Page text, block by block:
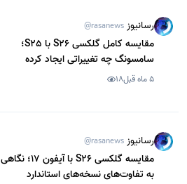
رسانیوز @rasanews
مقایسه کامل گلکسی S26 با S25؛
سامسونگ چه تغییراتی ایجاد کرده
است؟
5 ماه قبل 18
رسانیوز @rasanews
مقایسه گلکسی S26 با آیفون 17؛ نگاهی
به تفاوت‌های نسخه‌های استاندارد